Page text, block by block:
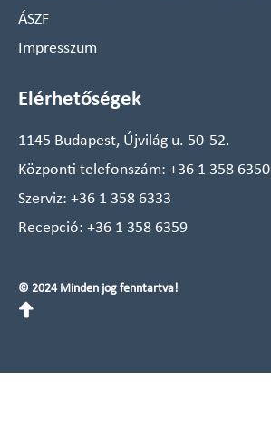
ÁSZF
Impresszum
Elérhetőségek
1145 Budapest, Újvilág u. 50-52.
Központi telefonszám: +36 1 358 6350
Szerviz: +36 1 358 6333
Recepció: +36 1 358 6359
© 2024 Minden jog fenntartva!